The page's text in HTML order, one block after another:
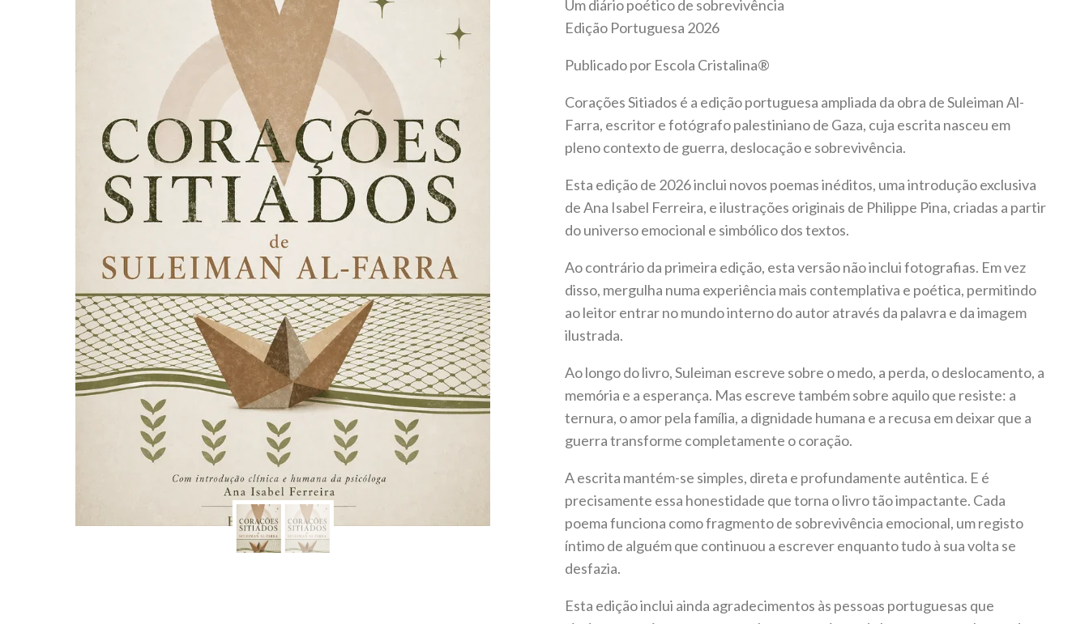
Um diário poético de sobrevivência
Edição Portuguesa 2026
Publicado por Escola Cristalina®
Corações Sitiados é a edição portuguesa ampliada da obra de Suleiman Al-
Farra, escritor e fotógrafo palestiniano de Gaza, cuja escrita nasceu em
pleno contexto de guerra, deslocação e sobrevivência.
Esta edição de 2026 inclui novos poemas inéditos, uma introdução exclusiva
de Ana Isabel Ferreira, e ilustrações originais de Philippe Pina, criadas a partir
do universo emocional e simbólico dos textos.
Ao contrário da primeira edição, esta versão não inclui fotografias. Em vez
disso, mergulha numa experiência mais contemplativa e poética, permitindo
ao leitor entrar no mundo interno do autor através da palavra e da imagem
ilustrada.
Ao longo do livro, Suleiman escreve sobre o medo, a perda, o deslocamento, a
memória e a esperança. Mas escreve também sobre aquilo que resiste: a
ternura, o amor pela família, a dignidade humana e a recusa em deixar que a
guerra transforme completamente o coração.
A escrita mantém-se simples, direta e profundamente autêntica. E é
precisamente essa honestidade que torna o livro tão impactante. Cada
poema funciona como fragmento de sobrevivência emocional, um registo
íntimo de alguém que continuou a escrever enquanto tudo à sua volta se
desfazia.
Esta edição inclui ainda agradecimentos às pessoas portuguesas que